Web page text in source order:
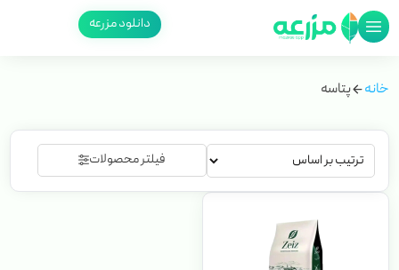
دانلود مزرعه
خانه پتاسه
فیلتر محصولات